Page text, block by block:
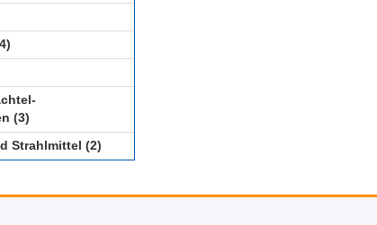
(3)
Strahlmittel (2)